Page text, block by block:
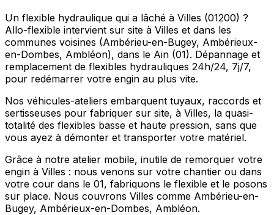
Un flexible hydraulique qui a lâché à Villes (01200) ?
Allo-flexible intervient sur site à Villes et dans les
communes voisines (Ambérieu-en-Bugey, Ambérieux-
en-Dombes, Ambléon), dans le Ain (01). Dépannage et
remplacement de flexibles hydrauliques 24h/24, 7j/7,
pour redémarrer votre engin au plus vite.
Nos véhicules-ateliers embarquent tuyaux, raccords et
sertisseuses pour fabriquer sur site, à Villes, la quasi-
totalité des flexibles basse et haute pression, sans que
vous ayez à démonter et transporter votre matériel.
Grâce à notre atelier mobile, inutile de remorquer votre
engin à Villes : nous venons sur votre chantier ou dans
votre cour dans le 01, fabriquons le flexible et le posons
sur place. Nous couvrons Villes comme Ambérieu-en-
Bugey, Ambérieux-en-Dombes, Ambléon.